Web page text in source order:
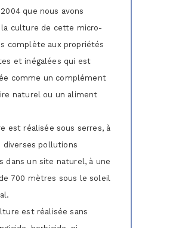
que nous avons
la culture de cette micro-
complète aux propriétés
et inégalées qui est
comme un complément
naturel ou un aliment
est réalisée sous serres, à
diverses pollutions
dans un site naturel, à une
700 mètres sous le soleil
est réalisée sans